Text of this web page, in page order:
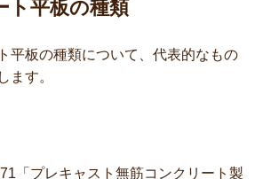
ト平板の種類
平板の種類について、代表的なもの
ます。
「プレキャスト無筋コンクリート製